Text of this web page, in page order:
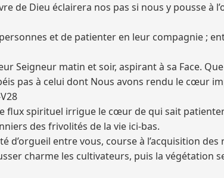
de Dieu éclairera nos pas si nous y pousse à
et de patienter en leur compagnie ;
Seigneur matin et soir, aspirant à sa Face.
pas à celui dont Nous avons rendu le cœur
flux spirituel irrigue le cœur de qui sait
des frivolités de la vie ici-bas.
d’orgueil entre vous, course à l’acquisition des
charme les cultivateurs, puis la végétation